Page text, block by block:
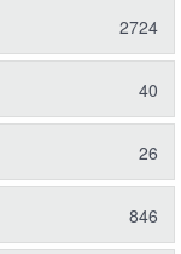
2724
40
26
846